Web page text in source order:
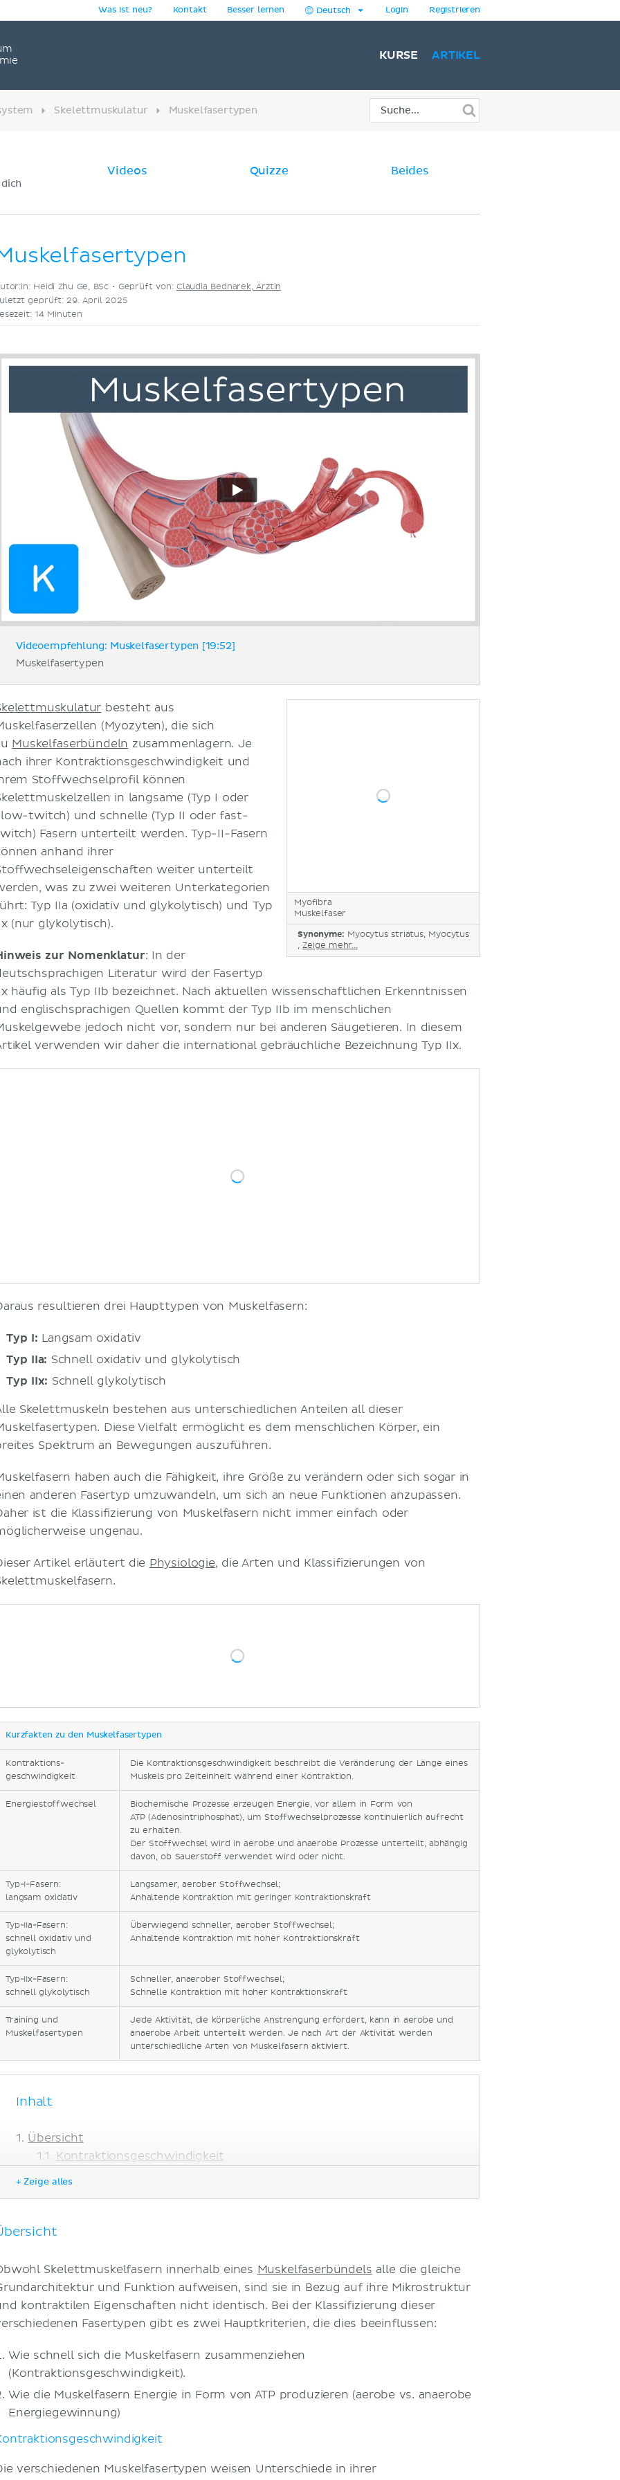
Was ist neu? Kontakt Besser lernen Deutsch Login Registrieren
KURSE ARTIKEL
Skelettmuskulatur Muskelfasertypen
Videos Quizze Beides
Heidi Zhu Ge, BSc • Geprüft von: Claudia Bednarek, Ärztin
geprüft: 29. April 2025
14 Minuten
Videoempfehlung: Muskelfasertypen [19:52]
Muskelfasertypen
Myofibra
Muskelfaser
Synonyme: Myocytus striatus, Myocytus
,Zeige mehr...
besteht aus
(Myozyten), die sich
Muskelfaserbündeln zusammenlagern. Je
ihrer Kontraktionsgeschwindigkeit und
Stoffwechselprofil können
in langsame (Typ I oder
twitch) und schnelle (Typ II oder fast-
Fasern unterteilt werden. Typ-II-Fasern
anhand ihrer
weiter unterteilt
was zu zwei weiteren Unterkategorien
Typ IIa (oxidativ und glykolytisch) und Typ
(nur glykolytisch).
zur Nomenklatur: In der
Literatur wird der Fasertyp
häufig als Typ IIb bezeichnet. Nach aktuellen wissenschaftlichen Erkenntnissen
englischsprachigen Quellen kommt der Typ IIb im menschlichen
jedoch nicht vor, sondern nur bei anderen Säugetieren. In diesem
verwenden wir daher die international gebräuchliche Bezeichnung Typ IIx.
resultieren drei Haupttypen von Muskelfasern:
Typ I: Langsam oxidativ
Typ IIa: Schnell oxidativ und glykolytisch
Typ IIx: Schnell glykolytisch
Skelettmuskeln bestehen aus unterschiedlichen Anteilen all dieser
Diese Vielfalt ermöglicht es dem menschlichen Körper, ein
Spektrum an Bewegungen auszuführen.
haben auch die Fähigkeit, ihre Größe zu verändern oder sich sogar in
anderen Fasertyp umzuwandeln, um sich an neue Funktionen anzupassen.
ist die Klassifizierung von Muskelfasern nicht immer einfach oder
ungenau.
Artikel erläutert die Physiologie, die Arten und Klassifizierungen von
Kurzfakten zu den Muskelfasertypen
Kontraktions-
geschwindigkeit
Die Kontraktionsgeschwindigkeit beschreibt die Veränderung der Länge eines
Muskels pro Zeiteinheit während einer Kontraktion.
Energiestoffwechsel
Biochemische Prozesse erzeugen Energie, vor allem in Form von
ATP (Adenosintriphosphat), um Stoffwechselprozesse kontinuierlich aufrecht
zu erhalten.
Der Stoffwechsel wird in aerobe und anaerobe Prozesse unterteilt, abhängig
davon, ob Sauerstoff verwendet wird oder nicht.
Typ-I-Fasern:
langsam oxidativ
Langsamer, aerober Stoffwechsel;
Anhaltende Kontraktion mit geringer Kontraktionskraft
Typ-IIa-Fasern:
schnell oxidativ und
glykolytisch
Überwiegend schneller, aerober Stoffwechsel;
Anhaltende Kontraktion mit hoher Kontraktionskraft
Typ-IIx-Fasern:
schnell glykolytisch
Schneller, anaerober Stoffwechsel;
Schnelle Kontraktion mit hoher Kontraktionskraft
Training und
Muskelfasertypen
Jede Aktivität, die körperliche Anstrengung erfordert, kann in aerobe und
anaerobe Arbeit unterteilt werden. Je nach Art der Aktivität werden
unterschiedliche Arten von Muskelfasern aktiviert.
Inhalt
Übersicht
Kontraktionsgeschwindigkeit
Muskelarbeit
Zusammenfassung
Literaturquellen
+ Zeige alles
Skelettmuskelfasern innerhalb eines Muskelfaserbündels alle die gleiche
und Funktion aufweisen, sind sie in Bezug auf ihre Mikrostruktur
kontraktilen Eigenschaften nicht identisch. Bei der Klassifizierung dieser
Fasertypen gibt es zwei Hauptkriterien, die dies beeinflussen:
Wie schnell sich die Muskelfasern zusammenziehen
(Kontraktionsgeschwindigkeit).
Wie die Muskelfasern Energie in Form von ATP produzieren (aerobe vs. anaerobe
Energiegewinnung)
verschiedenen Muskelfasertypen weisen Unterschiede in ihrer